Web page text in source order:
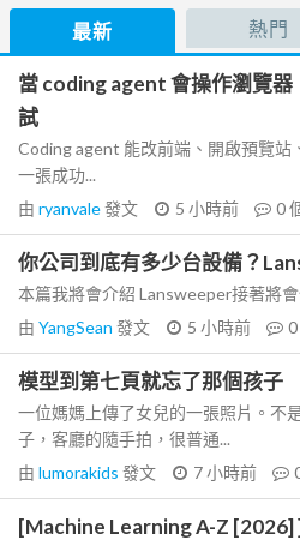
最新 熱門
當 coding agent 會操作瀏覽器
試
Coding agent 能改前端、開啟預覽站
一張成功...
由 ryanvale發文 5 小時前 0
你公司到底有多少台設備？
本篇我將會介紹 Lansweeper接著將
由 YangSean 發文 5 小時前 0
模型到第七頁就忘了那個孩子
一位媽媽上傳了女兒的一張照片。不
子，客廳的隨手拍，很普通...
由 lumorakids 發文 7 小時前
[Machine Learning A-Z [2026]